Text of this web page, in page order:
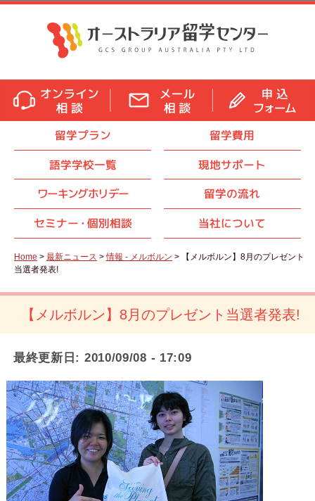
留学プラン
留学費用
語学学校一覧
現地サポート
ワーキングホリデー
留学の流れ
セミナー・ 個別相談 当社について
Home > 最新ニュース >情報 - メルボルン > 【メルボルン】8月のプレゼント
当選者発表!
【メルボルン】8月のプレゼント当選者発表!
最終更新日: 2010/09/08 - 17:09